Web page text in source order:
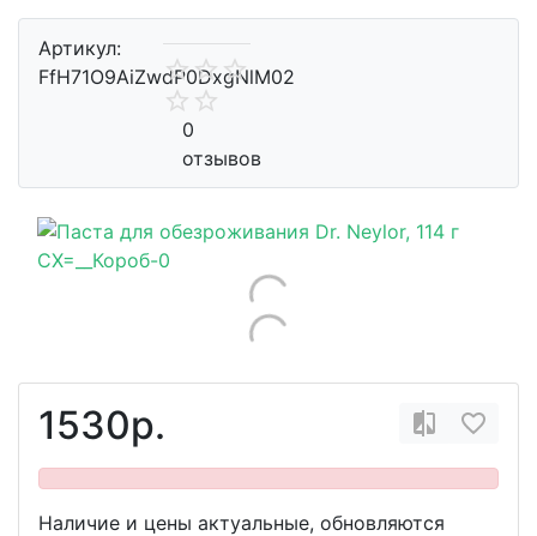
Артикул:
FfH71O9AiZwdP0DxgNlM02
0
отзывов
1530р.
Наличие и цены актуальные, обновляются